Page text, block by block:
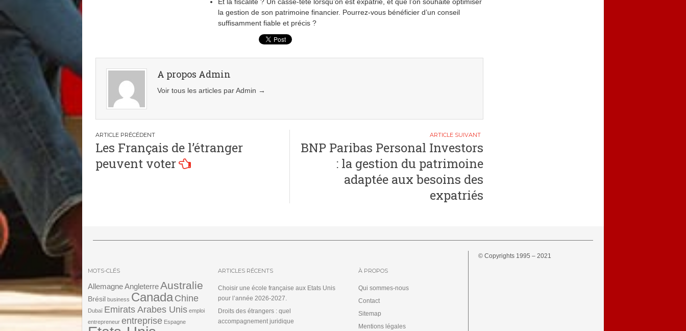
la gestion de son patrimoine financier. Pourrez-vous bénéficier d’un conseil
suffisamment fiable et précis ?
A propos Admin
Voir tous les articles par Admin →
Navigation
de
Les Français de l’étranger
peuvent voter
BNP Paribas Personal Investors
: la gestion du patrimoine
adaptée aux besoins des
expatriés
MOTS-CLÉS
AllemagneAngleterreAustralie
Brésil business CanadaChine
Dubaï Emirats Arabes Unis emploi
entrepreneur entreprise Espagne
ARTICLES RÉCENTS
Choisir une école française aux Etats Unis
pour l’année 2026-2027.
Droits des étrangers : quel
accompagnement juridique
À PROPOS
Qui sommes-nous
Contact
Sitemap
Mentions légales
© Copyrights 1995 – 2021